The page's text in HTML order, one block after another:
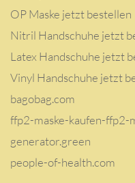
OP Maske jetzt bestellen
Nitril Handschuhe jetzt
Latex Handschuhe jetzt
Vinyl Handschuhe jetzt
bagobag.com
ffp2-maske-kaufen-ffp2-
generator.green
people-of-health.com